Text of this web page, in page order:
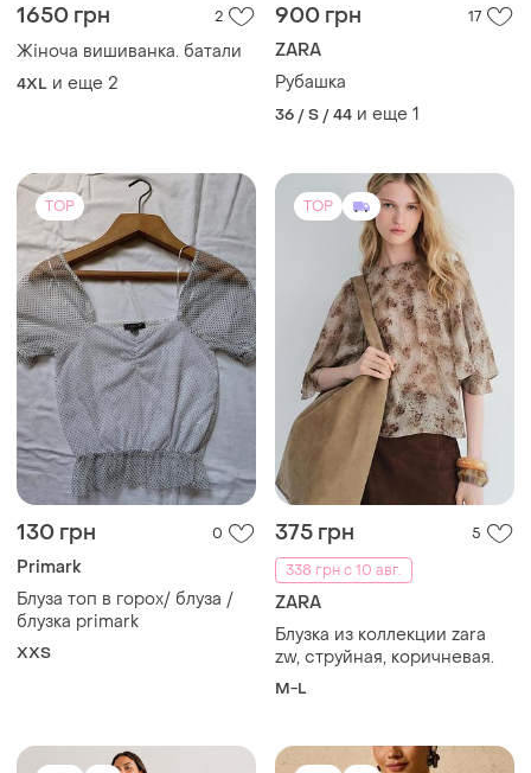
1650 грн 2
Жіноча вишиванка. батали
4XL и еще 2
900 грн 17
ZARA
Рубашка
36 / S / 44 и еще 1
TOP
130 грн 0
Primark
Блуза топ в горох/ блуза /
блузка primark
XХS
TOP
375 грн
5
338 грн с 10 авг.
ZARA
Блузка из коллекции zara
zw, струйная, коричневая.
M-L